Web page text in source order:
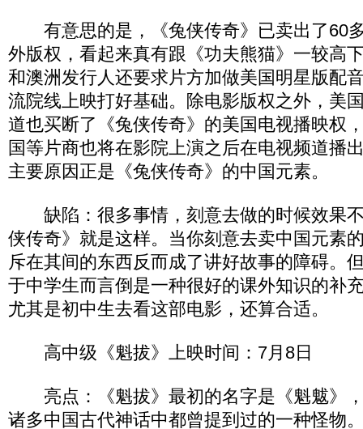
有意思的是，《兔侠传奇》已卖出了60
外版权，看起来真有跟《功夫熊猫》一较高
和澳洲发行人还要求片方加做美国明星版配
流院线上映打好基础。除电影版权之外，美
道也买断了《兔侠传奇》的美国电视播映权
国等片商也将在影院上演之后在电视频道播
主要原因正是《兔侠传奇》的中国元素。
缺陷：很多事情，刻意去做的时候效果
侠传奇》就是这样。当你刻意去卖中国元素
斥在其间的东西反而成了讲好故事的障碍。
于中学生而言倒是一种很好的课外知识的补
尤其是初中生去看这部电影，还算合适。
高中级《魁拔》上映时间：7月8日
亮点：《魁拔》最初的名字是《魁魃》，
诸多中国古代神话中都曾提到过的一种怪物